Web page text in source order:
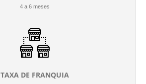
4 a 6 meses
TAXA DE FRANQUIA